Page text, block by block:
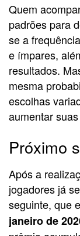
Quem
padrões para
se a
e ímpares,
resultados.
mesma
escolhas
aumentar
Próximo
Após a
jogadores já
seguinte, que
janeiro de